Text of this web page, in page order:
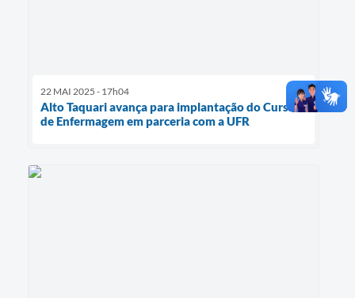
22 MAI 2025 - 17h04
Alto Taquari avança para implantação do Curso
de Enfermagem em parceria com a UFR